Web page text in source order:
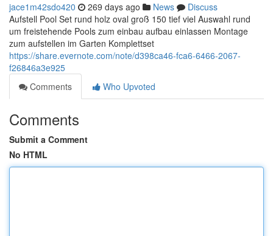
jace1m42sdo420 269 days ago News
Discuss
Aufstell Pool Set rund holz oval groß 150 tief viel Auswahl rund
um freistehende Pools zum einbau aufbau einlassen Montage
zum aufstellen im Garten Komplettset
https://share.evernote.com/note/d398ca46-fca6-6466-2067-
f26846a3e925
Comments
Who Upvoted
Comments
Submit a Comment
No HTML